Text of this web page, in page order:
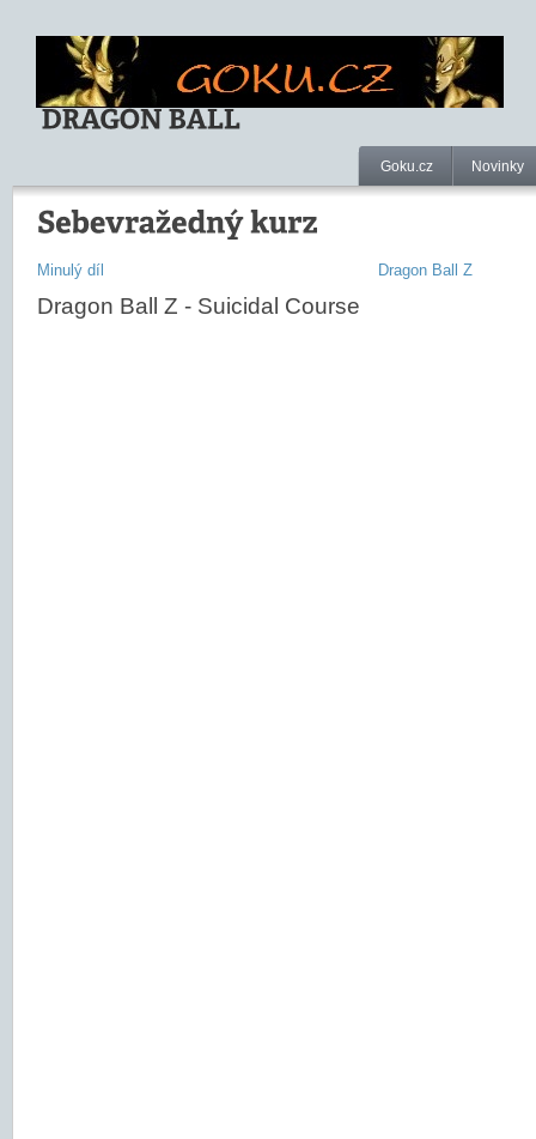
Goku.cz Novinky
Minulý díl Dragon Ball Z
Dragon Ball Z - Suicidal Course